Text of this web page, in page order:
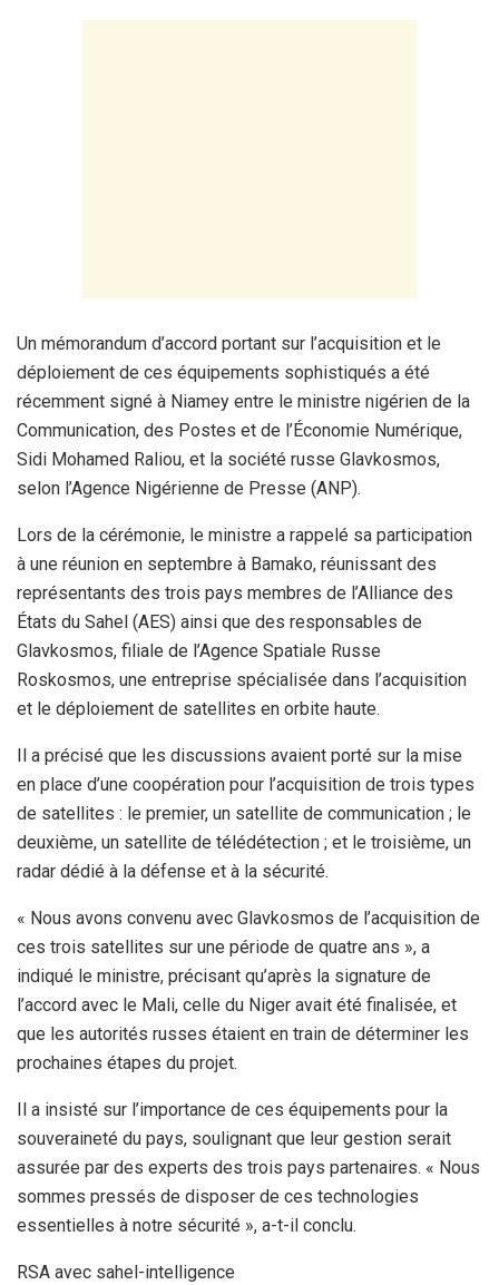
Un mémorandum d’accord portant sur l’acquisition et le
déploiement de ces équipements sophistiqués a été
récemment signé à Niamey entre le ministre nigérien de la
Communication, des Postes et de l’Économie Numérique,
Sidi Mohamed Raliou, et la société russe Glavkosmos,
selon l’Agence Nigérienne de Presse (ANP).
Lors de la cérémonie, le ministre a rappelé sa participation
à une réunion en septembre à Bamako, réunissant des
représentants des trois pays membres de l’Alliance des
États du Sahel (AES) ainsi que des responsables de
Glavkosmos, filiale de l’Agence Spatiale Russe
Roskosmos, une entreprise spécialisée dans l’acquisition
et le déploiement de satellites en orbite haute.
Il a précisé que les discussions avaient porté sur la mise
en place d’une coopération pour l’acquisition de trois types
de satellites : le premier, un satellite de communication ; le
deuxième, un satellite de télédétection ; et le troisième, un
radar dédié à la défense et à la sécurité.
« Nous avons convenu avec Glavkosmos de l’acquisition de
ces trois satellites sur une période de quatre ans », a
indiqué le ministre, précisant qu’après la signature de
l’accord avec le Mali, celle du Niger avait été finalisée, et
que les autorités russes étaient en train de déterminer les
prochaines étapes du projet.
Il a insisté sur l’importance de ces équipements pour la
souveraineté du pays, soulignant que leur gestion serait
assurée par des experts des trois pays partenaires. « Nous
sommes pressés de disposer de ces technologies
essentielles à notre sécurité », a-t-il conclu.
RSA avec sahel-intelligence